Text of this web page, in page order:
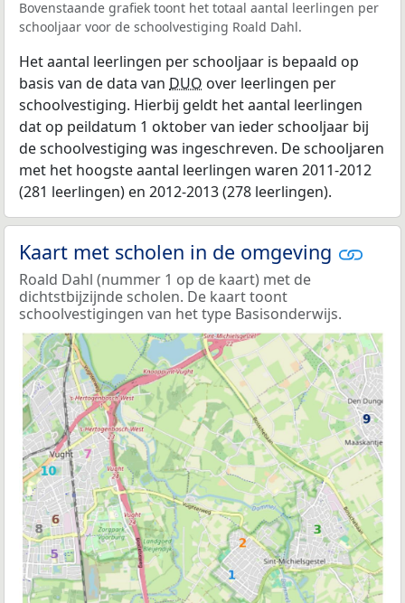
Bovenstaande grafiek toont het totaal aantal leerlingen per
schooljaar voor de schoolvestiging Roald Dahl.
Het aantal leerlingen per schooljaar is bepaald op
basis van de data van DUO over leerlingen per
schoolvestiging. Hierbij geldt het aantal leerlingen
dat op peildatum 1 oktober van ieder schooljaar bij
de schoolvestiging was ingeschreven. De schooljaren
met het hoogste aantal leerlingen waren 2011-2012
(281 leerlingen) en 2012-2013 (278 leerlingen).
Kaart met scholen in de omgeving
Roald Dahl (nummer 1 op de kaart) met de
dichtstbijzijnde scholen. De kaart toont
schoolvestigingen van het type Basisonderwijs.